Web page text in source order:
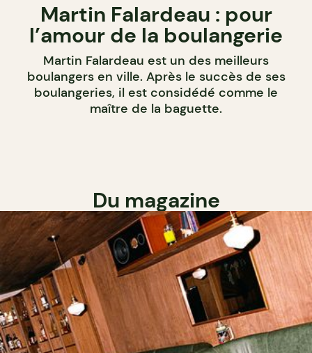
Martin Falardeau : pour
l’amour de la boulangerie
Martin Falardeau est un des meilleurs
boulangers en ville. Après le succès de ses
boulangeries, il est considédé comme le
maître de la baguette.
Du magazine